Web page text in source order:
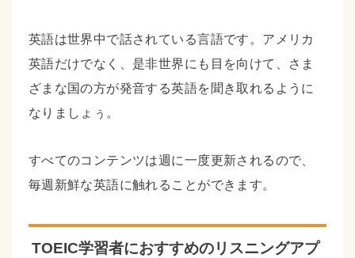
英語は世界中で話されている言語です。アメリカ
英語だけでなく、是非世界にも目を向けて、さま
ざまな国の方が発音する英語を聞き取れるように
なりましょぅ。
すべてのコンテンツは週に一度更新されるので、
毎週新鮮な英語に触れることができます。
TOEIC学習者におすすめのリスニングアプ